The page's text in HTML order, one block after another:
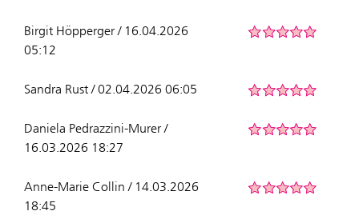
Birgit Höpperger / 16.04.2026
05:12
Sandra Rust / 02.04.2026 06:05
Daniela Pedrazzini-Murer /
16.03.2026 18:27
Anne-Marie Collin / 14.03.2026
18:45